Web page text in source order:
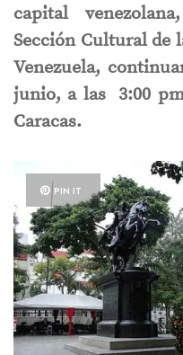
capital
Sección Cultural de
Venezuela,
junio, a las 3:00
Caracas.
PIN IT